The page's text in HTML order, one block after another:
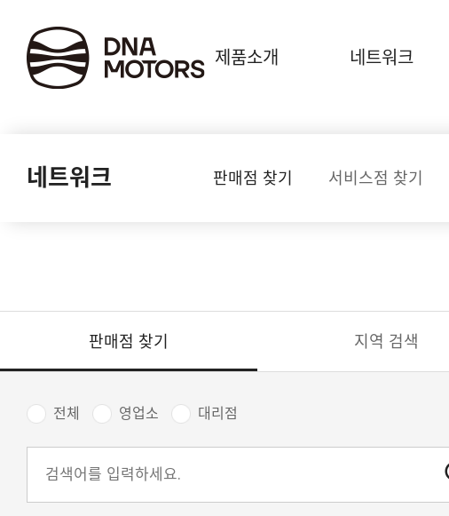
제품소개 네트워크
네트워크 판매점 찾기 서비스점 찾기
판매점 찾기 지역 검색
전체 영업소 대리점